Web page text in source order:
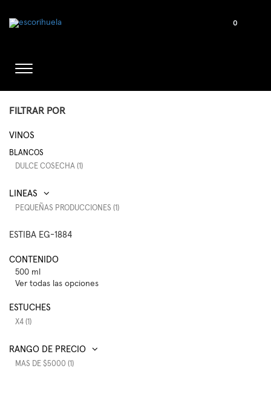
0
FILTRAR POR
VINOS
BLANCOS
DULCE COSECHA (1)
PEQUEÑAS PRODUCCIONES (1)
ESTIBA EG-1884
CONTENIDO
500 ml
Ver todas las opciones
ESTUCHES
X4 (1)
RANGO DE PRECIO
MAS DE $5000 (1)